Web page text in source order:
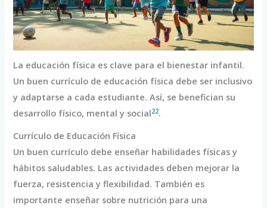
La educación física es clave para el bienestar infantil.
Un buen currículo de educación física debe ser inclusivo
y adaptarse a cada estudiante. Así, se benefician su
desarrollo físico, mental y social22.
Currículo de Educación Física
Un buen currículo debe enseñar habilidades físicas y
hábitos saludables. Las actividades deben mejorar la
fuerza, resistencia y flexibilidad. También es
importante enseñar sobre nutrición para una